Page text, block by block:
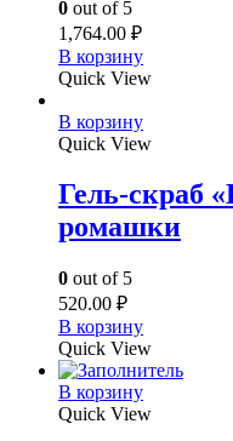
0 out of 5
1,764.00 ₽
В корзину
Quick View
В корзину
Quick View
Гель-скраб
ромашки
0 out of 5
520.00 ₽
В корзину
Quick View
В корзину
Quick View